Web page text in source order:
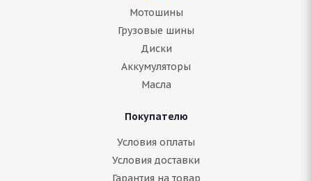
ARIVO ICE CLAW ARW7 225/50 R17 98H
Мотошины
Грузовые шины
Диски
Аккумуляторы
Масла
Покупателю
Условия оплаты
Условия доставки
Гарантия на товар